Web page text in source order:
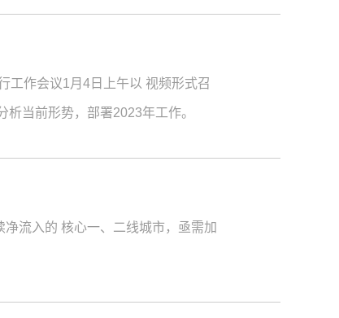
工作会议1月4日上午以 视频形式召
当前形势，部署2023年工作。
流入的 核心一、二线城市，亟需加